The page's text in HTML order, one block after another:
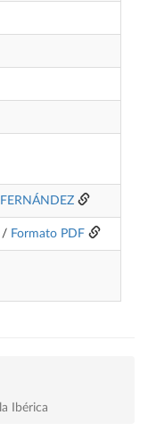
/ Formato PDF
Ibérica